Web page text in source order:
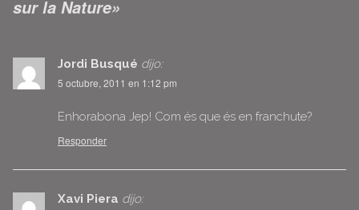
sur la Nature»
Jordi Busqué dijo:
5 octubre, 2011 en 1:12 pm
Enhorabona Jep! Com és que és en franchute?
Responder
Xavi Piera dijo: